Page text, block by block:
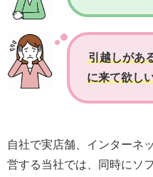
引越しがあ
に来て欲し
自社で実店舗、インターネ
営する当社では、同時にソ